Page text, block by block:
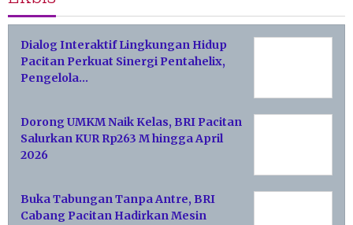
Dialog Interaktif Lingkungan Hidup
Pacitan Perkuat Sinergi Pentahelix,
Pengelola…
Dorong UMKM Naik Kelas, BRI Pacitan
Salurkan KUR Rp263 M hingga April
2026
Buka Tabungan Tanpa Antre, BRI
Cabang Pacitan Hadirkan Mesin